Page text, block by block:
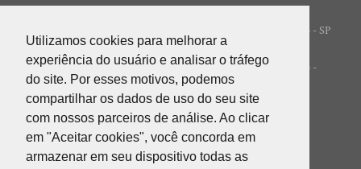
Utilizamos cookies para melhorar a
experiência do usuário e analisar o tráfego
do site. Por esses motivos, podemos
compartilhar os dados de uso do seu site
com nossos parceiros de análise. Ao clicar
em "Aceitar cookies", você concorda em
armazenar em seu dispositivo todas as
Utilizamos cookies para melhorar a
experiência do usuário e analisar o tráfego
do site. Por esses motivos, podemos
compartilhar os dados de uso do seu site
com nossos parceiros de análise. Ao clicar
em "Aceitar cookies", você concorda em
armazenar em seu dispositivo todas as
Rua Ibirajá, 7 - Vila Guarani - São Paulo - SP
- 04310-020
POWERED BY INNER EDITORA LTDA (INNER GROUP) -
05.847.412/0001-85